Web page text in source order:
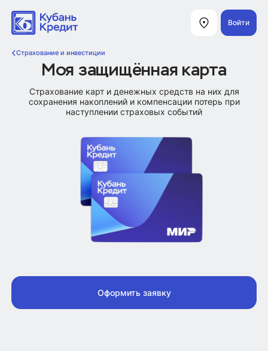
Войти
Оформить заявку
Моя защищённая карта
Страхование карт и денежных средств на них для
сохранения накоплений и компенсации потерь при
наступлении страховых событий
Страхование и инвестиции